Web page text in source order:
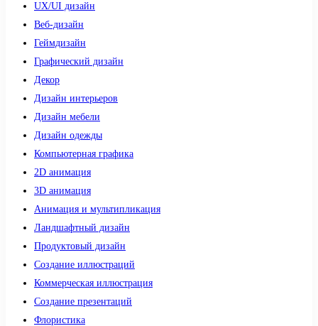
UX/UI дизайн
Веб-дизайн
Геймдизайн
Графический дизайн
Декор
Дизайн интерьеров
Дизайн мебели
Дизайн одежды
Компьютерная графика
2D анимация
3D анимация
Анимация и мультипликация
Ландшафтный дизайн
Продуктовый дизайн
Создание иллюстраций
Коммерческая иллюстрация
Создание презентаций
Флористика